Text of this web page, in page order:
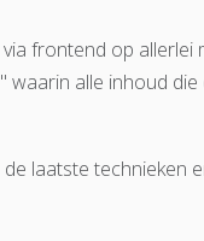
frontend op allerlei
alle inhoud
laatste technieken